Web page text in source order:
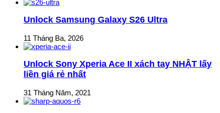
Unlock Samsung Galaxy S26 Ultra
11 Tháng Ba, 2026
Unlock Sony Xperia Ace II xách tay NHẬT lấy
liền giá rẻ nhất
31 Tháng Năm, 2021